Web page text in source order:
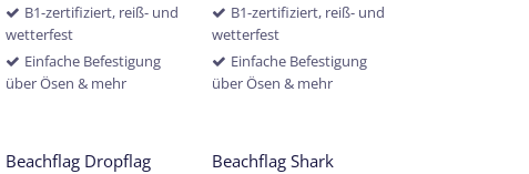
B1-zertifiziert, reiß- und
wetterfest
Einfache Befestigung
über Ösen & mehr
B1-zertifiziert, reiß- und
wetterfest
Einfache Befestigung
über Ösen & mehr
Beachflag Dropflag Beachflag Shark